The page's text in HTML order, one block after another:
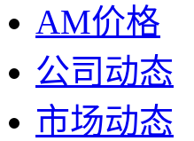
AM价格
公司动态
市场动态